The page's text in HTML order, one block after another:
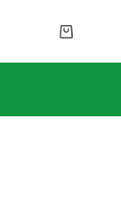
Shopping